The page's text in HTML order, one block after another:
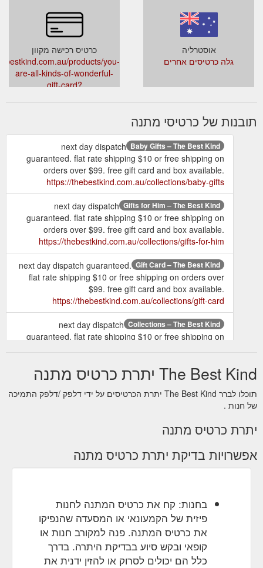
כרטיס רכישה מקוון
products/you-
are-all-kinds-of-wonderful-
gift-card?
אוסטרליה
גלה כרטיסים אחרים
תובנות של כרטיסי מתנה
Baby Gifts – The Best Kind
next day dispatch
guaranteed. flat rate shipping $10 or free shipping on
orders over $99. free gift card and box available.
https://thebestkind.com.au/collections/baby-gifts
Gifts for Him – The Best Kind
next day dispatch
guaranteed. flat rate shipping $10 or free shipping on
orders over $99. free gift card and box available.
https://thebestkind.com.au/collections/gifts-for-him
Gift Card – The Best Kind
next day dispatch guaranteed.
flat rate shipping $10 or free shipping on orders over
$99. free gift card and box available.
https://thebestkind.com.au/collections/gift-card
Collections – The Best Kind
next day dispatch
guaranteed. flat rate shipping $10 or free shipping on
The Best Kind יתרת כרטיס מתנה
תוכלו לברר The Best Kind יתרת הכרטיסים על ידי דלפק /דלפק התמיכה
של חנות .
יתרת כרטיס מתנה
אפשרויות בדיקת יתרת כרטיס מתנה
בחנות: קח את כרטיס המתנה לחנות
פיזית של הקמעונאי או המסעדה שהנפיקו
את כרטיס המתנה. פנה למקורב חנות או
קופאי ובקש סיוע בבדיקת היתרה. בדרך
כלל הם יכולים לסרוק או להזין ידנית את